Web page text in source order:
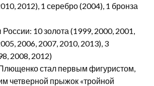
2012), 1 серебро (2004), 1 бронза
10 золота (1999, 2000, 2001,
2006, 2007, 2010, 2013), 3
2008, 2012)
стал первым фигуристом,
четверной прыжок «тройной